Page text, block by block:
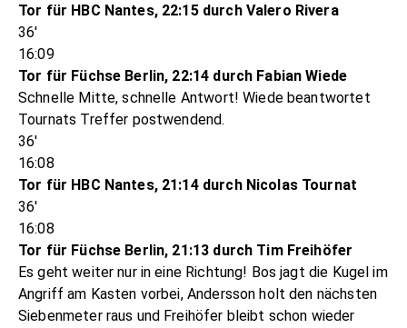
Tor für HBC Nantes, 22:15 durch Valero Rivera
36'
16:09
Tor für Füchse Berlin, 22:14 durch Fabian Wiede
Schnelle Mitte, schnelle Antwort! Wiede beantwortet
Tournats Treffer postwendend.
36'
16:08
Tor für HBC Nantes, 21:14 durch Nicolas Tournat
36'
16:08
Tor für Füchse Berlin, 21:13 durch Tim Freihöfer
Es geht weiter nur in eine Richtung! Bos jagt die Kugel im
Angriff am Kasten vorbei, Andersson holt den nächsten
Siebenmeter raus und Freihöfer bleibt schon wieder